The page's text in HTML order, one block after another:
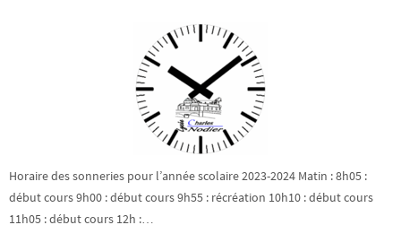
Horaire des sonneries pour l’année scolaire 2023-2024 Matin : 8h05 :
début cours 9h00 : début cours 9h55 : récréation 10h10 : début cours
11h05 : début cours 12h :…